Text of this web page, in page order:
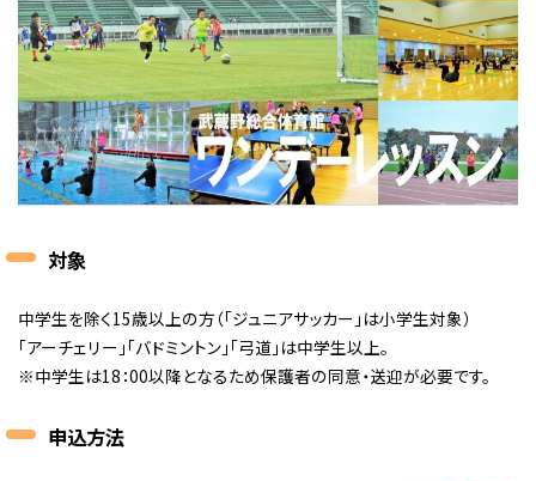
対象
中学生を除く15歳以上の方（「ジュニアサッカー」は小学生対象）
「アーチェリー」「バドミントン」「弓道」は中学生以上。
※中学生は18：00以降となるため保護者の同意・送迎が必要です。
申込方法